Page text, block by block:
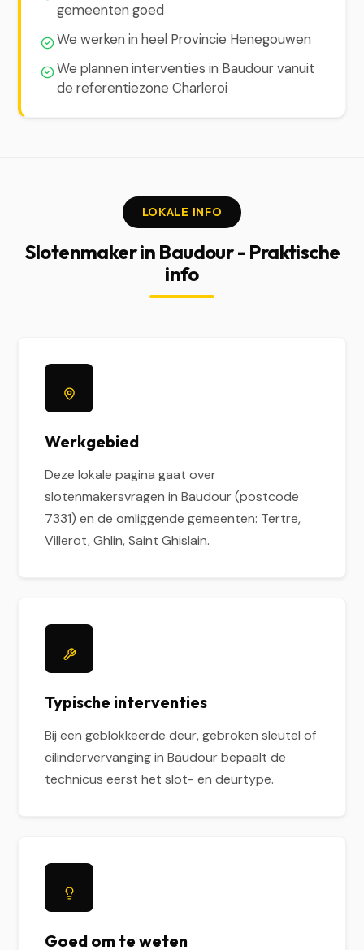
gemeenten goed
We werken in heel Provincie Henegouwen
We plannen interventies in Baudour vanuit
de referentiezone Charleroi
LOKALE INFO
Slotenmaker in Baudour - Praktische
info
Werkgebied
Deze lokale pagina gaat over
slotenmakersvragen in Baudour (postcode
7331) en de omliggende gemeenten: Tertre,
Villerot, Ghlin, Saint Ghislain.
Typische interventies
Bij een geblokkeerde deur, gebroken sleutel of
cilindervervanging in Baudour bepaalt de
technicus eerst het slot- en deurtype.
Goed om te weten